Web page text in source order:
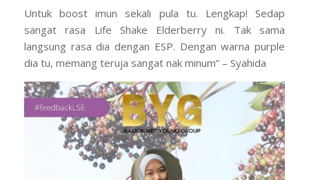
Untuk boost imun sekali pula tu. Lengkap! Sedap
sangat rasa Life Shake Elderberry ni. Tak sama
langsung rasa dia dengan ESP. Dengan warna purple
dia tu, memang teruja sangat nak minum” – Syahida